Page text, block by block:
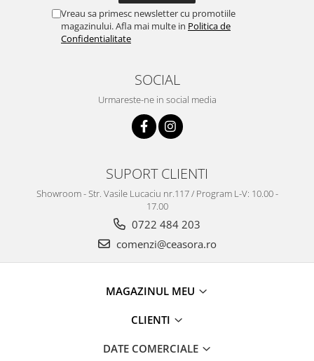
Suporti de Lucru
Surubelnite fine
Vreau sa primesc newsletter cu promotiile
magazinului. Afla mai multe in Politica de
Confidentialitate
SOCIAL
Urmareste-ne in social media
SUPORT CLIENTI
Showroom - Str. Vasile Lucaciu nr.117 / Program L-V: 10.00 -
17.00
0722 484 203
comenzi@ceasora.ro
MAGAZINUL MEU
CLIENTI
DATE COMERCIALE